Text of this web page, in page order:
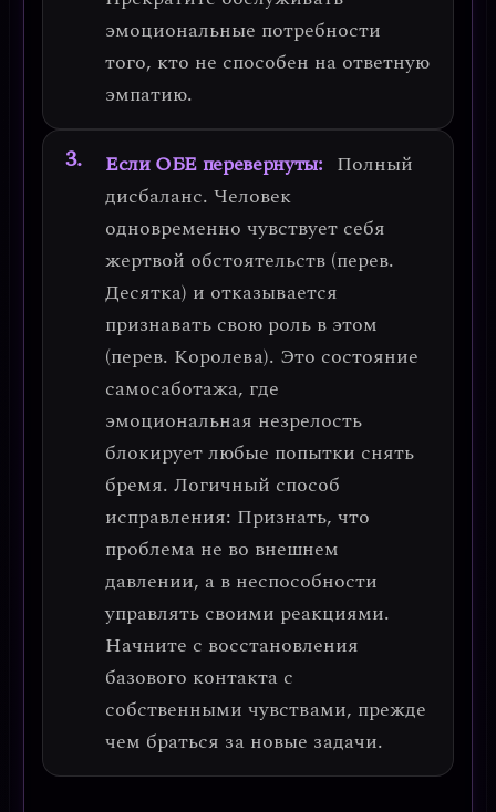
эмоциональные потребности
того, кто не способен на ответную
эмпатию.
Если ОБЕ перевернуты: Полный
дисбаланс. Человек
одновременно чувствует себя
жертвой обстоятельств (перев.
Десятка) и отказывается
признавать свою роль в этом
(перев. Королева). Это состояние
самосаботажа, где
эмоциональная незрелость
блокирует любые попытки снять
бремя. Логичный способ
исправления: Признать, что
проблема не во внешнем
давлении, а в неспособности
управлять своими реакциями.
Начните с восстановления
базового контакта с
собственными чувствами, прежде
чем браться за новые задачи.